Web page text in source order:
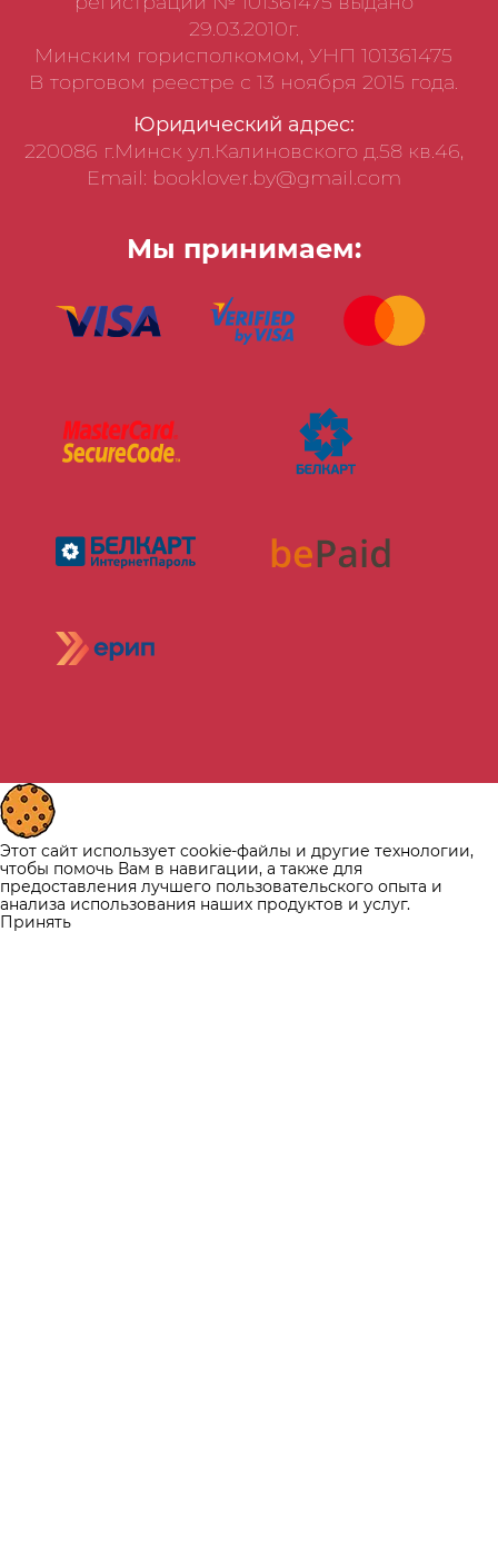
29.03.2010г.
Минским горисполкомом, УНП 101361475
В торговом реестре с 13 ноября 2015 года.
Юридический адрес:
220086 г.Минск ул.Калиновского д.58 кв.46,
Email: booklover.by@gmail.com
Мы принимаем:
Этот сайт использует cookie-файлы и другие технологии,
чтобы помочь Вам в навигации, а также для
предоставления лучшего пользовательского опыта и
анализа использования наших продуктов и услуг.
Принять